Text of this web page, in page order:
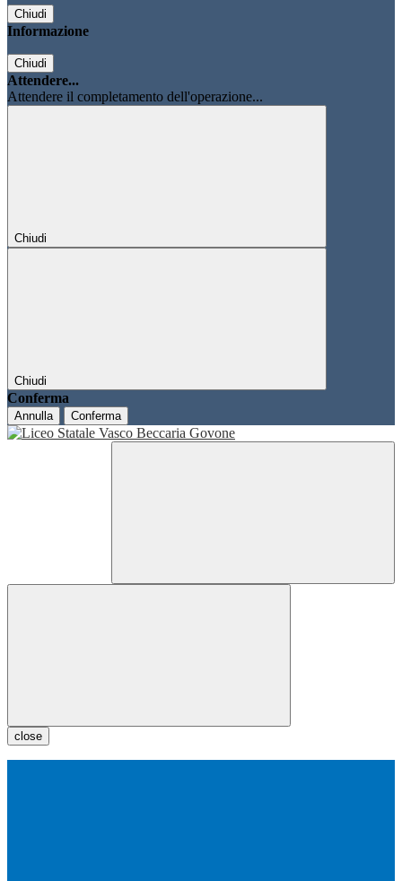
Chiudi
Informazione
Chiudi
Attendere...
Attendere il completamento dell'operazione...
Chiudi
Chiudi
Conferma
Annulla Conferma
close